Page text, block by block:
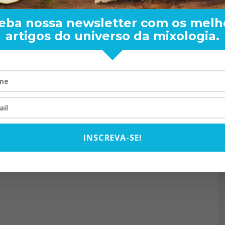
RAND BARTENDER: DE
VISTA PARA O MUNDO
nossa newsletter com os
artigos do universo da mixologia.
INSCREVA-SE!